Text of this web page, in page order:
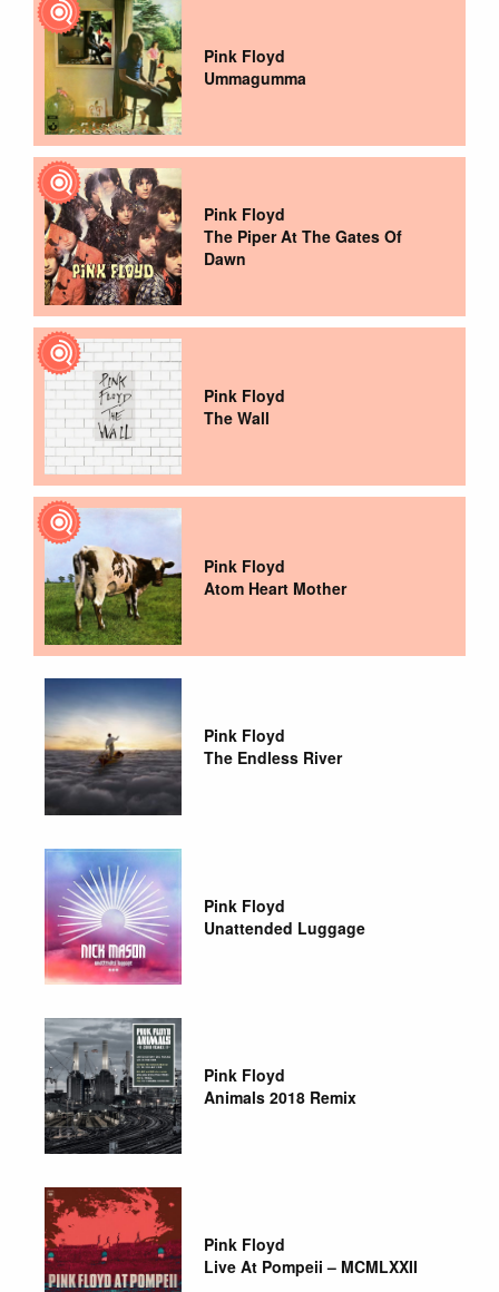
Pink Floyd
Ummagumma
Pink Floyd
The Piper At The Gates Of
Dawn
Pink Floyd
The Wall
Pink Floyd
Atom Heart Mother
Pink Floyd
The Endless River
Pink Floyd
Unattended Luggage
Pink Floyd
Animals 2018 Remix
Pink Floyd
Live At Pompeii – MCMLXXII